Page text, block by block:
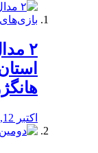
اکتبر 12, 2023